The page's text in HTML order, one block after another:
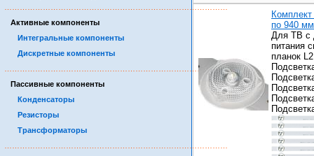
……………………………………………………………………………
Активные компоненты
Интегральные компоненты
Дискретные компоненты
……………………………………………………………………………
Пассивные компоненты
Конденсаторы
Резисторы
Трансформаторы
по 940
Для ТВ с
питания
планок